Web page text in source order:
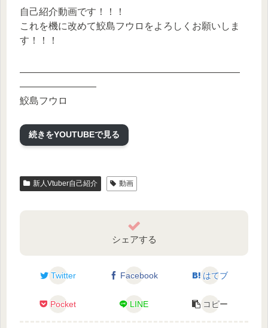
自己紹介動画です！！！
これを機に改めて鮫島フウロをよろしくお願いしま
す！！！
―――――――――――――――――――――――
――――――――
鮫島フウロ
活動内容：ゲーム、TRPG、執筆、雑談
―――――――――――――――――――――――
女装男子Vtuberの ＃鮫島フウロ です！
夢は女装男子系小説家になること！
TwitterのDMで教えてね！
チャンネル登録よろしくお願いします！
続きをYOUTUBEで見る
新人Vtuber自己紹介 動画
シェアする
Twitter Facebook はてブ
Pocket LINE コピー